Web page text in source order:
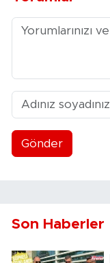
Gönder
Son Haberler